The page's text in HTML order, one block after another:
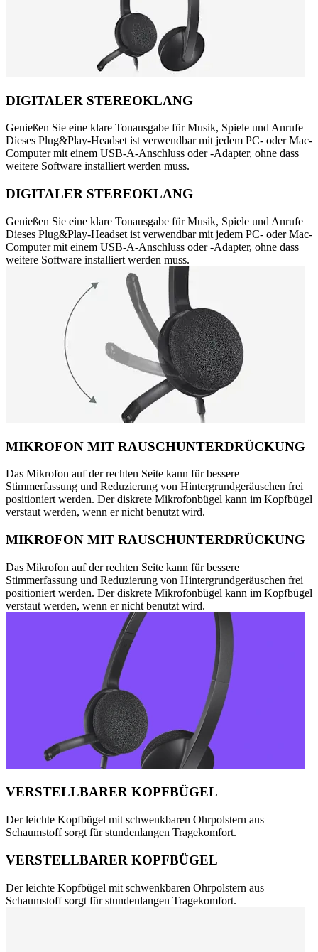
DIGITALER STEREOKLANG
Genießen Sie eine klare Tonausgabe für Musik, Spiele und Anrufe
Dieses Plug&Play-Headset ist verwendbar mit jedem PC- oder Mac-
Computer mit einem USB-A-Anschluss oder -Adapter, ohne dass
weitere Software installiert werden muss.
DIGITALER STEREOKLANG
Genießen Sie eine klare Tonausgabe für Musik, Spiele und Anrufe
Dieses Plug&Play-Headset ist verwendbar mit jedem PC- oder Mac-
Computer mit einem USB-A-Anschluss oder -Adapter, ohne dass
weitere Software installiert werden muss.
MIKROFON MIT RAUSCHUNTERDRÜCKUNG
Das Mikrofon auf der rechten Seite kann für bessere
Stimmerfassung und Reduzierung von Hintergrundgeräuschen frei
positioniert werden. Der diskrete Mikrofonbügel kann im Kopfbügel
verstaut werden, wenn er nicht benutzt wird.
MIKROFON MIT RAUSCHUNTERDRÜCKUNG
Das Mikrofon auf der rechten Seite kann für bessere
Stimmerfassung und Reduzierung von Hintergrundgeräuschen frei
positioniert werden. Der diskrete Mikrofonbügel kann im Kopfbügel
verstaut werden, wenn er nicht benutzt wird.
VERSTELLBARER KOPFBÜGEL
Der leichte Kopfbügel mit schwenkbaren Ohrpolstern aus
Schaumstoff sorgt für stundenlangen Tragekomfort.
VERSTELLBARER KOPFBÜGEL
Der leichte Kopfbügel mit schwenkbaren Ohrpolstern aus
Schaumstoff sorgt für stundenlangen Tragekomfort.